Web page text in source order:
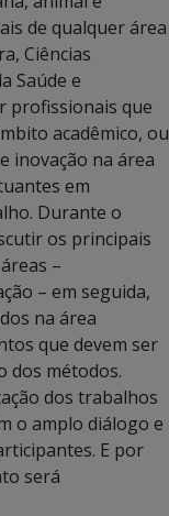
de qualquer área
Ciências
Saúde e
profissionais que
acadêmico, ou
inovação na área
em
Durante o
os principais
–
– em seguida,
na área
que devem ser
dos métodos.
dos trabalhos
o amplo diálogo e
E por
será